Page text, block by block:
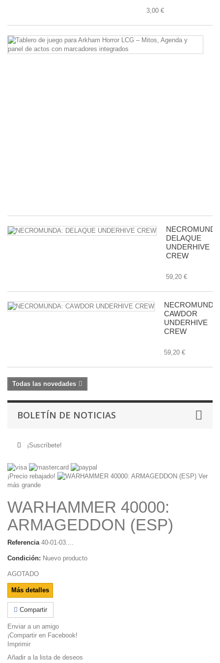
3,00 €
DELAQUE
UNDERHIVE
CREW
59,20 €
NECROMUNDA:
CAWDOR
UNDERHIVE
CREW
59,20 €
Todas las novedades
BOLETÍN DE NOTICIAS
¡Suscríbete!
¡Precio rebajado!
Ver
más grande
WARHAMMER 40000:
ARMAGEDDON (ESP)
Referencia 40-01-03....
Condición: Nuevo producto
AGOTADO
Más detalles
Compartir
Enviar a un amigo
¡Compartir en Facebook!
Imprimir
Añadir a la lista de deseos